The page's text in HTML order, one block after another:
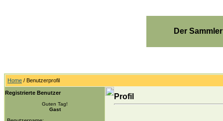
Der
Home / Benutzerprofil
Registrierte Benutzer
Guten Tag!
Gast
Profil